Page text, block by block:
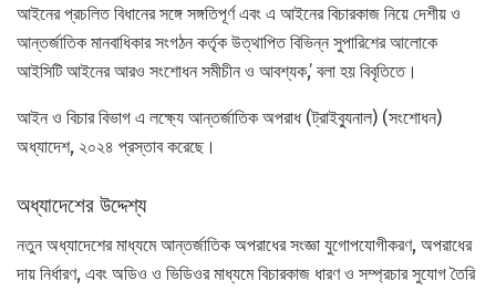
আইনের প্রচলিত বিধানের সঙ্গে সঙ্গতিপূর্ণ এবং এ আইনের বিচারকাজ নিয়ে দেশীয় ও
আন্তর্জাতিক মানবাধিকার সংগঠন কর্তৃক উত্থাপিত বিভিন্ন সুপারিশের আলোকে
আইসিটি আইনের আরও সংশোধন সমীচীন ও আবশ্যক,’ বলা হয় বিবৃতিতে।
আইন ও বিচার বিভাগ এ লক্ষ্যে আন্তর্জাতিক অপরাধ (ট্রাইব্যুনাল) (সংশোধন)
অধ্যাদেশ, ২০২৪ প্রস্তাব করেছে।
অধ্যাদেশের উদ্দেশ্য
নতুন অধ্যাদেশের মাধ্যমে আন্তর্জাতিক অপরাধের সংজ্ঞা যুগোপযোগীকরণ, অপরাধের
দায় নির্ধারণ, এবং অডিও ও ভিডিওর মাধ্যমে বিচারকাজ ধারণ ও সম্প্রচার সুযোগ তৈরি